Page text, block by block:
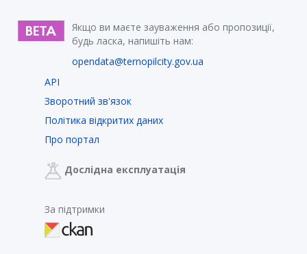
Якщо ви маєте зауваження або пропозиції,
будь ласка, напишіть нам:
opendata@ternopilcity.gov.ua
API
Зворотний зв'язок
Політика відкритих даних
Про портал
Дослідна експлуатація
За підтримки